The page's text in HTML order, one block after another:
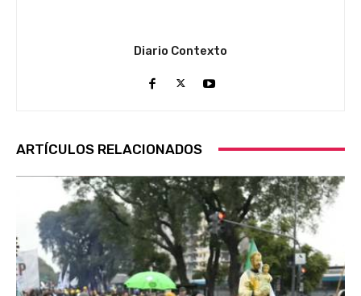
Diario Contexto
ARTÍCULOS RELACIONADOS